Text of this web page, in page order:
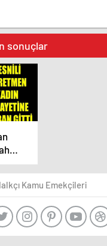
sonuçlar
Kamu Emekçileri